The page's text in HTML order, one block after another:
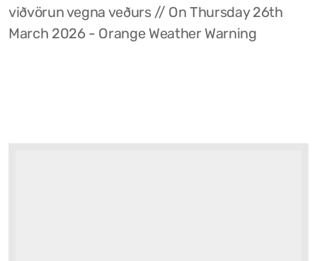
viðvörun vegna veðurs // On Thursday 26th
March 2026 - Orange Weather Warning